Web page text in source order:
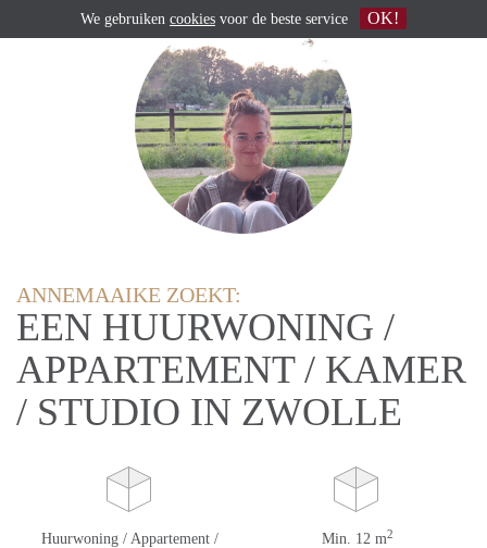
ANNEMAAIKE ZOEKT:
EEN HUURWONING /
APPARTEMENT / KAMER
/ STUDIO IN ZWOLLE
Huurwoning / Appartement /
Min. 12 m2
We gebruiken cookies voor de beste service OK!